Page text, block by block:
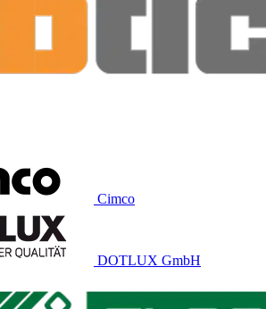
Cimco
DOTLUX GmbH